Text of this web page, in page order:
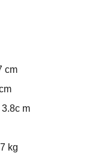
cm
3.8c m
kg